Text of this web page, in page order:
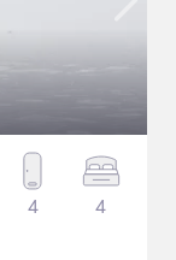
4 4